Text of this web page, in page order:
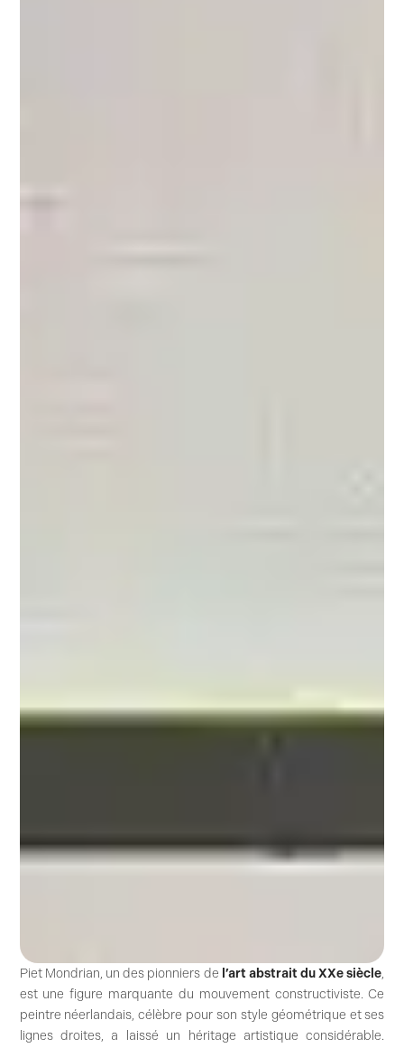
Piet Mondrian, un des pionniers de l’art abstrait du XXe siècle,
est une figure marquante du mouvement constructiviste. Ce
peintre néerlandais, célèbre pour son style géométrique et ses
lignes droites, a laissé un héritage artistique considérable.